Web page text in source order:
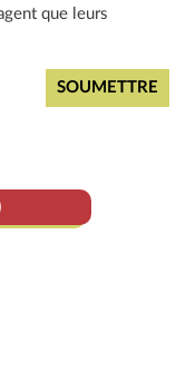
que leurs